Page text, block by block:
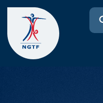
Skip
content